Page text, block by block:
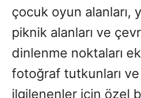
çocuk oyun alanları,
piknik alanları ve
dinlenme noktaları
fotoğraf tutkunları
ilgilenenler için özel